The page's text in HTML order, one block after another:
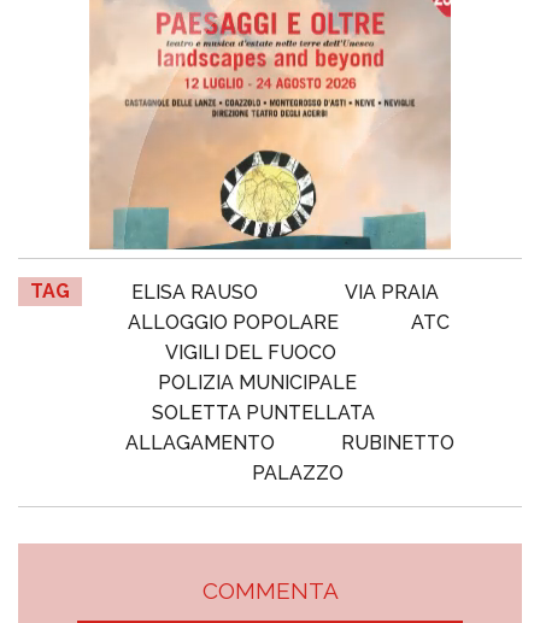
TAG ELISA RAUSO
VIA PRAIA
ALLOGGIO POPOLARE
ATC
VIGILI DEL FUOCO
POLIZIA MUNICIPALE
SOLETTA PUNTELLATA
ALLAGAMENTO
RUBINETTO
PALAZZO
COMMENTA